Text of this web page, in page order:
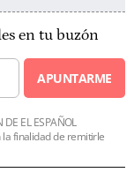
en tu buzón
APUNTARME
EL ESPAÑOL
la finalidad de remitirle